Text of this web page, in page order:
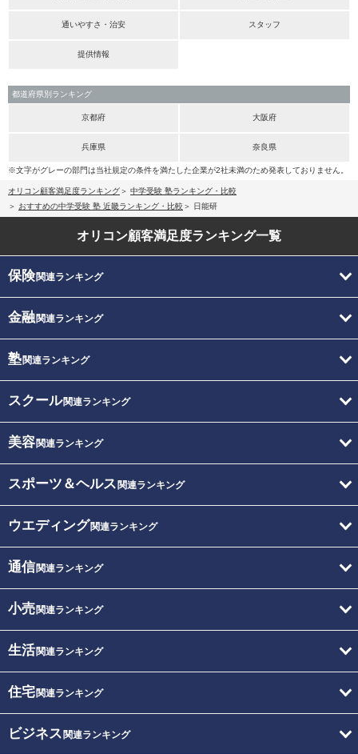
通いやすさ・治安 スタッフ
提供情報
都道府県別ランキング
京都府 大阪府
兵庫県 奈良県
※文字がグレーの部門は当社規定の条件を満たした企業が2社未満のため発表しておりません。
オリコン顧客満足度ランキング
中学受験 塾ランキング・比較
おすすめの中学受験 塾 近畿ランキング・比較
日能研
オリコン顧客満足度ランキング一覧
保険関連ランキング
金融関連ランキング
塾関連ランキング
スクール関連ランキング
美容関連ランキング
スポーツ＆ヘルス 関連ランキング
ウエディング関連ランキング
通信関連ランキング
小売関連ランキング
生活関連ランキング
住宅関連ランキング
ビジネス 関連ランキング